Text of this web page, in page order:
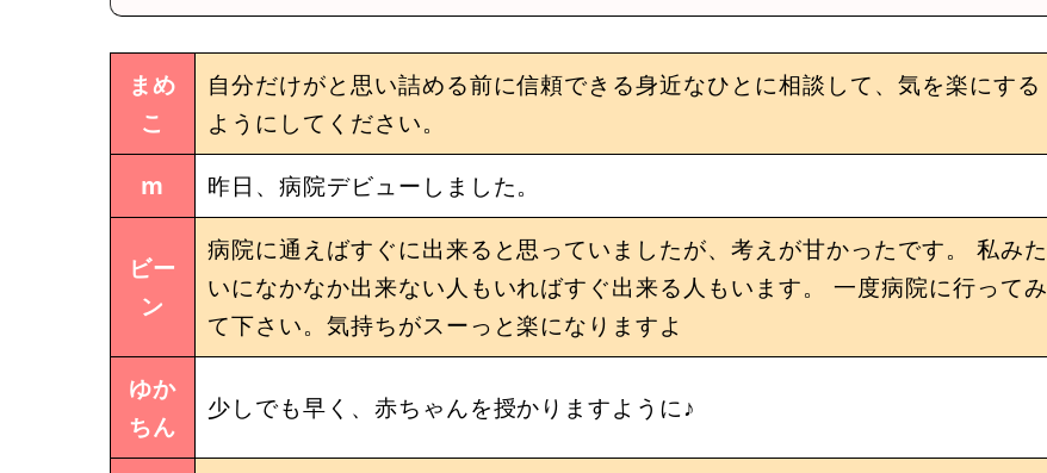
まめ
こ
自分だけがと思い詰める前に信頼できる身近なひとに相談して、気を楽にする
ようにしてください。
m
昨日、病院デビューしました。
ビー
ン
病院に通えばすぐに出来ると思っていましたが、考えが甘かったです。 私みた
いになかなか出来ない人もいればすぐ出来る人もいます。 一度病院に行ってみ
て下さい。気持ちがスーっと楽になりますよ
ゆか
ちん
少しでも早く、赤ちゃんを授かりますように♪